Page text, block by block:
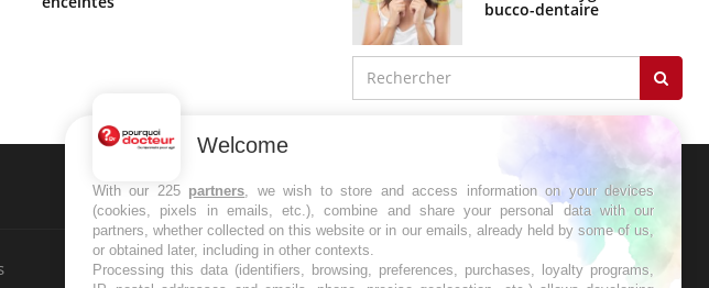
bucco-dentaire
NEWSLETTER
Recevez toutes les semaines les meilleures
infos santé
Welcome
With our 225 partners, we wish to store and access information on your devices
(cookies, pixels in emails, etc.), combine and share your personal data with our
partners, whether collected on this website or in our emails, already held by some of us,
or obtained later, including in other contexts.
Processing this data (identifiers, browsing, preferences, purchases, loyalty programs,